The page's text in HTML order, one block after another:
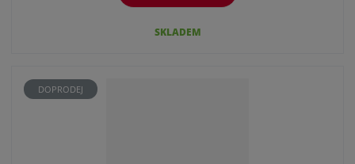
SKLADEM
DOPRODEJ